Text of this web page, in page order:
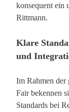
konsequent ein
Rittmann.
Klare
und
Im Rahmen der
Fair bekennen
Standards bei